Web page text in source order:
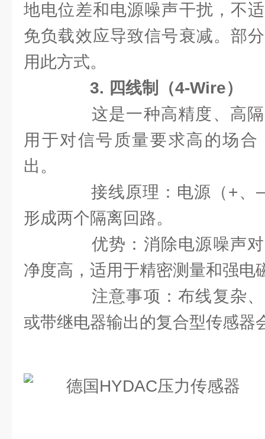
地电位差和电源噪声干扰，不
免负载效应导致信号衰减。部
用此方式。
3. 四线制（4-Wire）
这是一种高精度、高隔
用于对信号质量要求高的场
出。
接线原理：电源（+、–
形成两个隔离回路。
优势：消除电源噪声对
净度高，适用于精密测量和强电
注意事项：布线复杂、
或带继电器输出的复合型传感器